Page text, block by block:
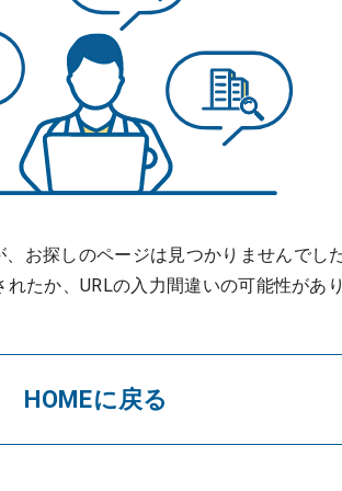
お探しのページは見つかりませんでした
たか、URLの入力間違いの可能性があり
HOMEに戻る